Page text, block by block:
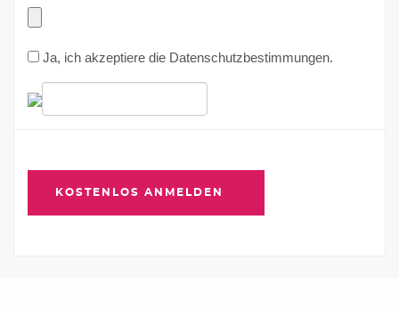
Ja, ich akzeptiere die Datenschutzbestimmungen.